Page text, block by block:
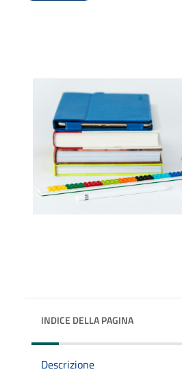
INDICE DELLA PAGINA
Descrizione